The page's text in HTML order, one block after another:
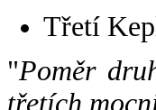
Třetí
"Poměr
třetích